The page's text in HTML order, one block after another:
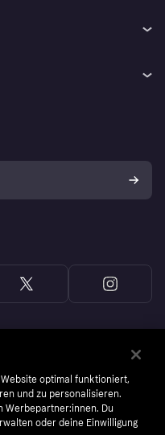
Widerrufsrecht
optimal funktioniert,
und zu personalisieren.
Werbepartner:innen. Du
oder deine Einwilligung